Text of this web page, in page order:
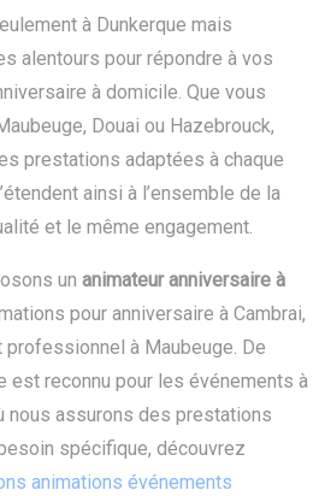
à Dunkerque mais
alentours pour répondre à vos
à domicile. Que vous
Douai ou Hazebrouck,
prestations adaptées à chaque
ainsi à l’ensemble de la
et le même engagement.
un animateur anniversaire à
pour anniversaire à Cambrai,
professionnel à Maubeuge. De
est reconnu pour les événements à
nous assurons des prestations
spécifique, découvrez
animations événements